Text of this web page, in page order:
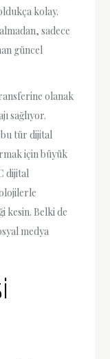
kolay.
sadece
güncel
olanak
sağlıyor.
tür dijital
için büyük
dijital
kesin. Belki de
medya